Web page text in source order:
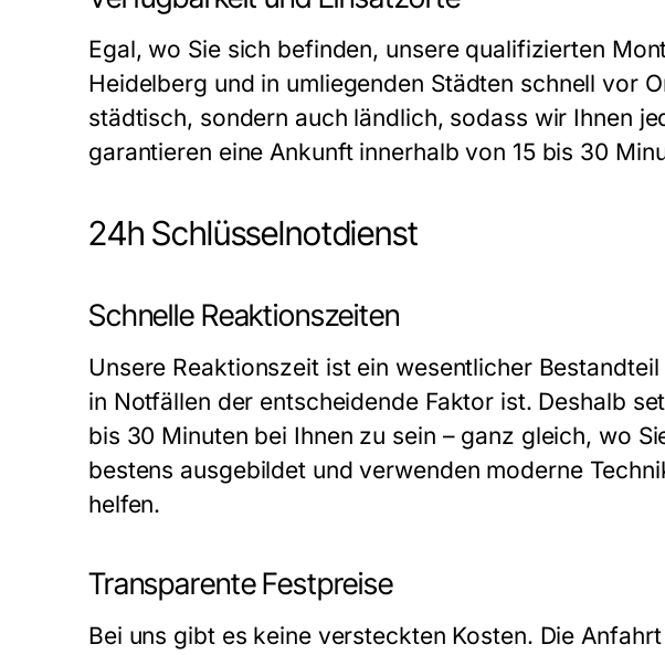
Egal, wo Sie sich befinden, unsere qualifizierten
Heidelberg und in umliegenden Städten schnell vor
städtisch, sondern auch ländlich, sodass wir Ihnen
garantieren eine Ankunft innerhalb von 15 bis 30
24h Schlüsselnotdienst
Schnelle Reaktionszeiten
Unsere Reaktionszeit ist ein wesentlicher
in Notfällen der entscheidende Faktor ist. Deshalb
bis 30 Minuten bei Ihnen zu sein – ganz gleich, wo
bestens ausgebildet und verwenden moderne
helfen.
Transparente Festpreise
Bei uns gibt es keine versteckten Kosten. Die